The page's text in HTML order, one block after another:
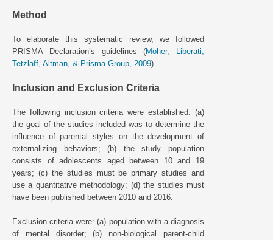
Method
To elaborate this systematic review, we followed
PRISMA Declaration’s guidelines (Moher, Liberati,
Tetzlaff, Altman, & Prisma Group, 2009).
Inclusion and Exclusion Criteria
The following inclusion criteria were established: (a)
the goal of the studies included was to determine the
influence of parental styles on the development of
externalizing behaviors; (b) the study population
consists of adolescents aged between 10 and 19
years; (c) the studies must be primary studies and
use a quantitative methodology; (d) the studies must
have been published between 2010 and 2016.
Exclusion criteria were: (a) population with a diagnosis
of mental disorder; (b) non-biological parent-child